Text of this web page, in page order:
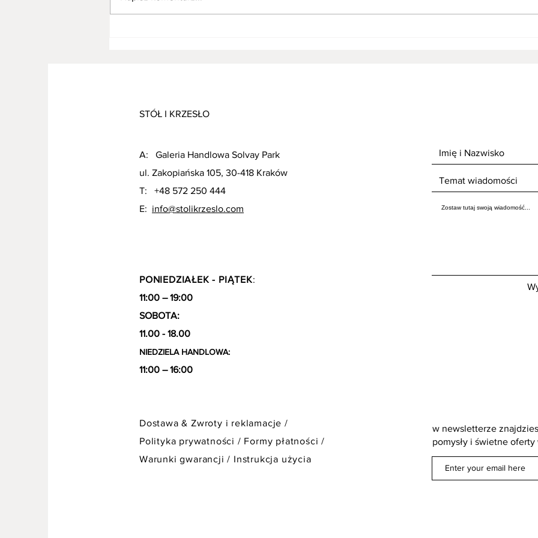
STÓŁ I KRZESŁO
A: Galeria Handlowa Solvay Park
ul. Zakopiańska 105, 30-418 Kraków
T: +48 572 250 444
E: info@stolikrzeslo.com
PONIEDZIAŁEK - PIĄTEK:
11:00 – 19:00
SOBOTA:
11.00 - 18.00
NIEDZIELA HANDLOWA:
11:00 – 16:00
Dostawa & Zwroty i reklamacje /
Polityka prywatności / Formy płatności /
Warunki gwarancji / Instrukcja użycia
w newsletterze
pomysły i świetne